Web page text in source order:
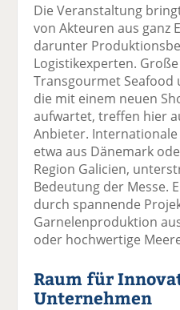
Die Veranstaltung
von Akteuren aus ganz
darunter
Logistikexperten.
Transgourmet Seafood
die mit einem neuen
aufwartet, treffen hier
Anbieter.
etwa aus Dänemark
Region Galicien,
Bedeutung der Messe.
durch spannende
Garnelenproduktion
oder hochwertige
Raum für
Unternehmen